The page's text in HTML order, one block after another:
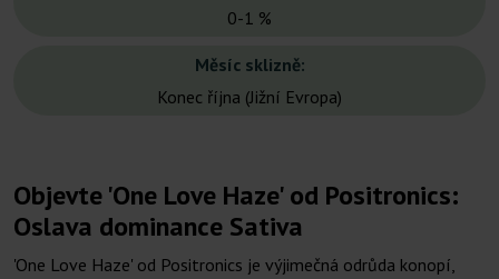
0-1 %
Měsíc sklizně:
Konec října (Jižní Evropa)
Objevte 'One Love Haze' od Positronics:
Oslava dominance Sativa
'One Love Haze' od Positronics je výjimečná odrůda konopí,